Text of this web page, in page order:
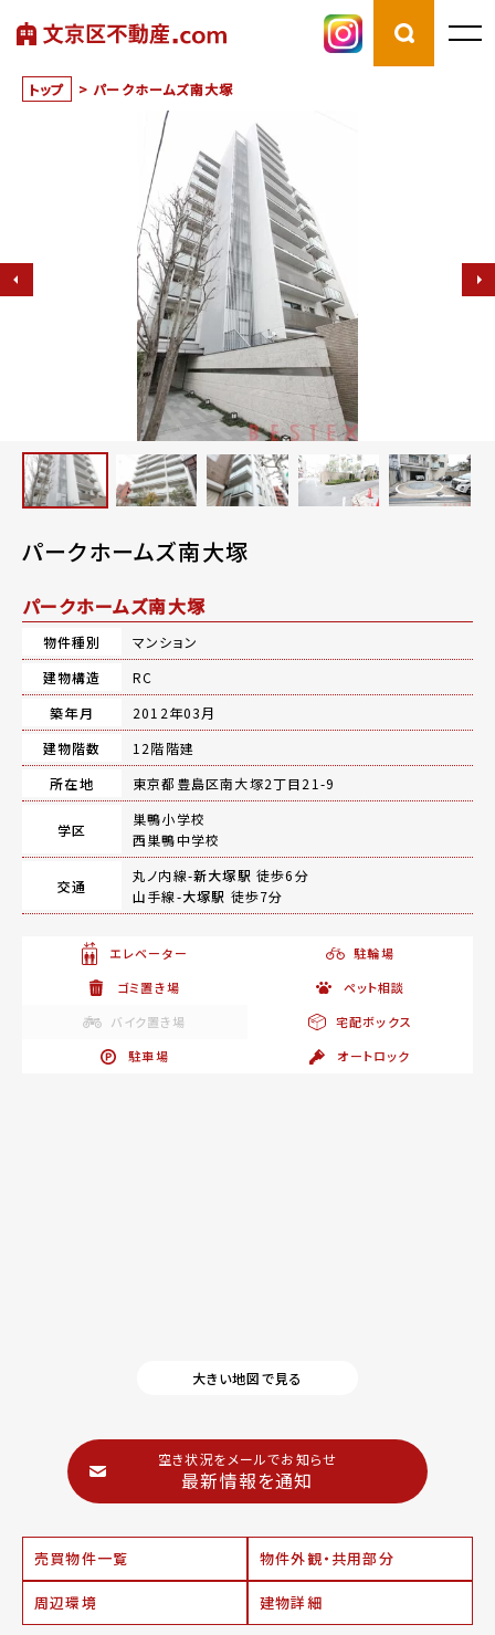
トップ > パークホームズ南大塚
パークホームズ南大塚
パークホームズ南大塚
物件種別
マンション
建物構造
RC
築年月
2012年03月
建物階数
12階階建
所在地
東京都豊島区南大塚2丁目21-9
学区
巣鴨小学校
西巣鴨中学校
交通
丸ノ内線-新大塚駅 徒歩6分
山手線-大塚駅 徒歩7分
エレベーター
駐輪場
ゴミ置き場
ペット相談
バイク置き場
宅配ボックス
駐車場
オートロック
大きい地図で見る
空き状況をメールでお知らせ
最新情報を通知
売買物件一覧 物件外観・共用部分
周辺環境 建物詳細